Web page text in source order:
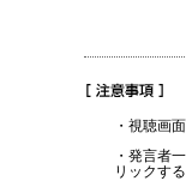
・視聴画
・発言者
リックす